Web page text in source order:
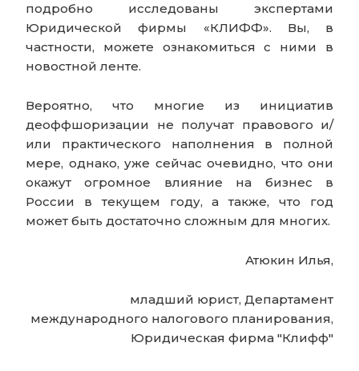
подробно исследованы экспертами
Юридической фирмы «КЛИФФ». Вы, в
частности, можете ознакомиться с ними в
новостной ленте.
Вероятно, что многие из инициатив
деоффшоризации не получат правового и/
или практического наполнения в полной
мере, однако, уже сейчас очевидно, что они
окажут огромное влияние на бизнес в
России в текущем году, а также, что год
может быть достаточно сложным для многих.
Атюкин Илья,
младший юрист, Департамент
международного налогового планирования,
Юридическая фирма "Клифф"